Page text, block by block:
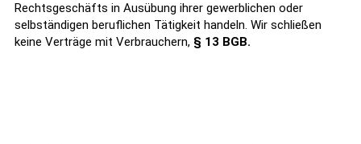
Rechtsgeschäfts in Ausübung ihrer gewerblichen oder
selbständigen beruflichen Tätigkeit handeln. Wir schließen
keine Verträge mit Verbrauchern, § 13 BGB.